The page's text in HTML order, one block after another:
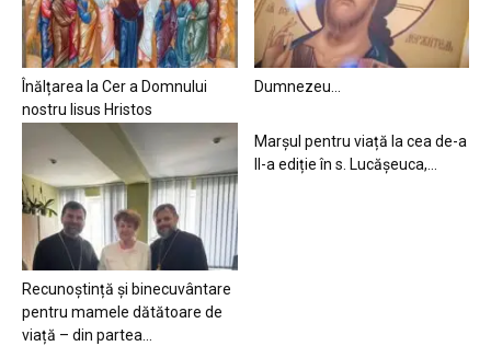
Înălțarea la Cer a Domnului
nostru Iisus Hristos
Dumnezeu…
Recunoștință și binecuvântare
pentru mamele dătătoare de
viață – din partea...
Marșul pentru viață la cea de-a
II-a ediție în s. Lucășeuca,...